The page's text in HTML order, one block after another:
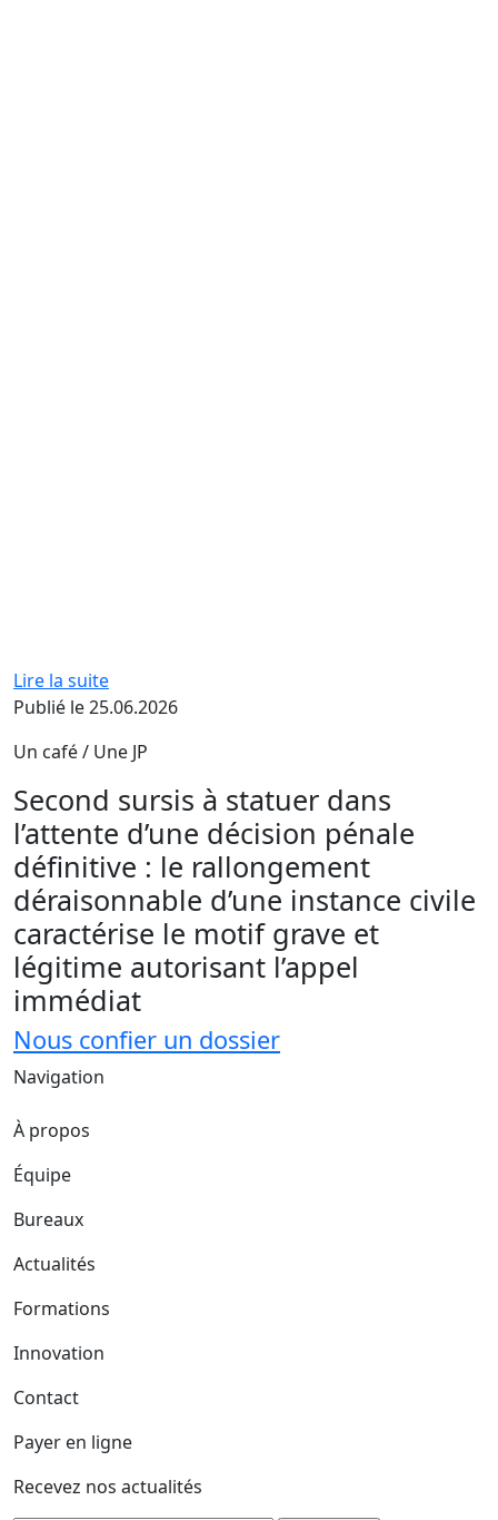
Lire la suite
Publié le 25.06.2026
Un café / Une JP
Second sursis à statuer dans
l’attente d’une décision pénale
définitive : le rallongement
déraisonnable d’une instance civile
caractérise le motif grave et
légitime autorisant l’appel
immédiat
Nous confier un dossier
Navigation
À propos
Équipe
Bureaux
Actualités
Formations
Innovation
Contact
Payer en ligne
Recevez nos actualités